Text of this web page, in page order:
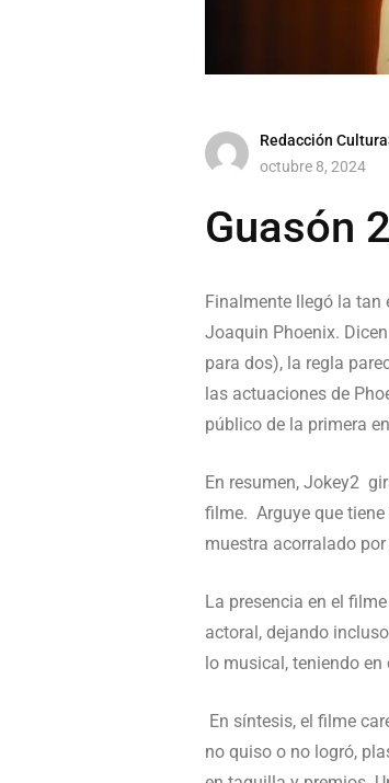
Redacción
octubre 8, 2024
Guasón
Finalmente llegó la tan
Joaquin Phoenix.
para dos), la regla
las actuaciones de
público de la primera
En resumen, Jokey2
filme. Arguye que
muestra acorralado
La presencia en el
actoral, dejando
lo musical, teniendo
En síntesis, el filme
no quiso o no logró,